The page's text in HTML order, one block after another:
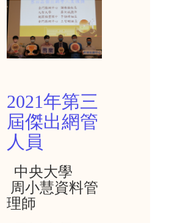
2021年第三
屆傑出網管
人員
中央大學
周小慧資料管
理師